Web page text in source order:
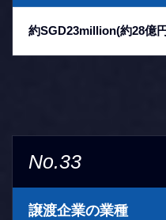
約SGD23million(約28億円
No.33
譲渡企業の業種